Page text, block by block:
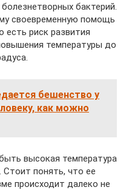
бактерий.
своевременную помощь
есть риск развития
температуры до
бешенство у
как можно
высокая температура
Стоит понять, что ее
происходит далеко не